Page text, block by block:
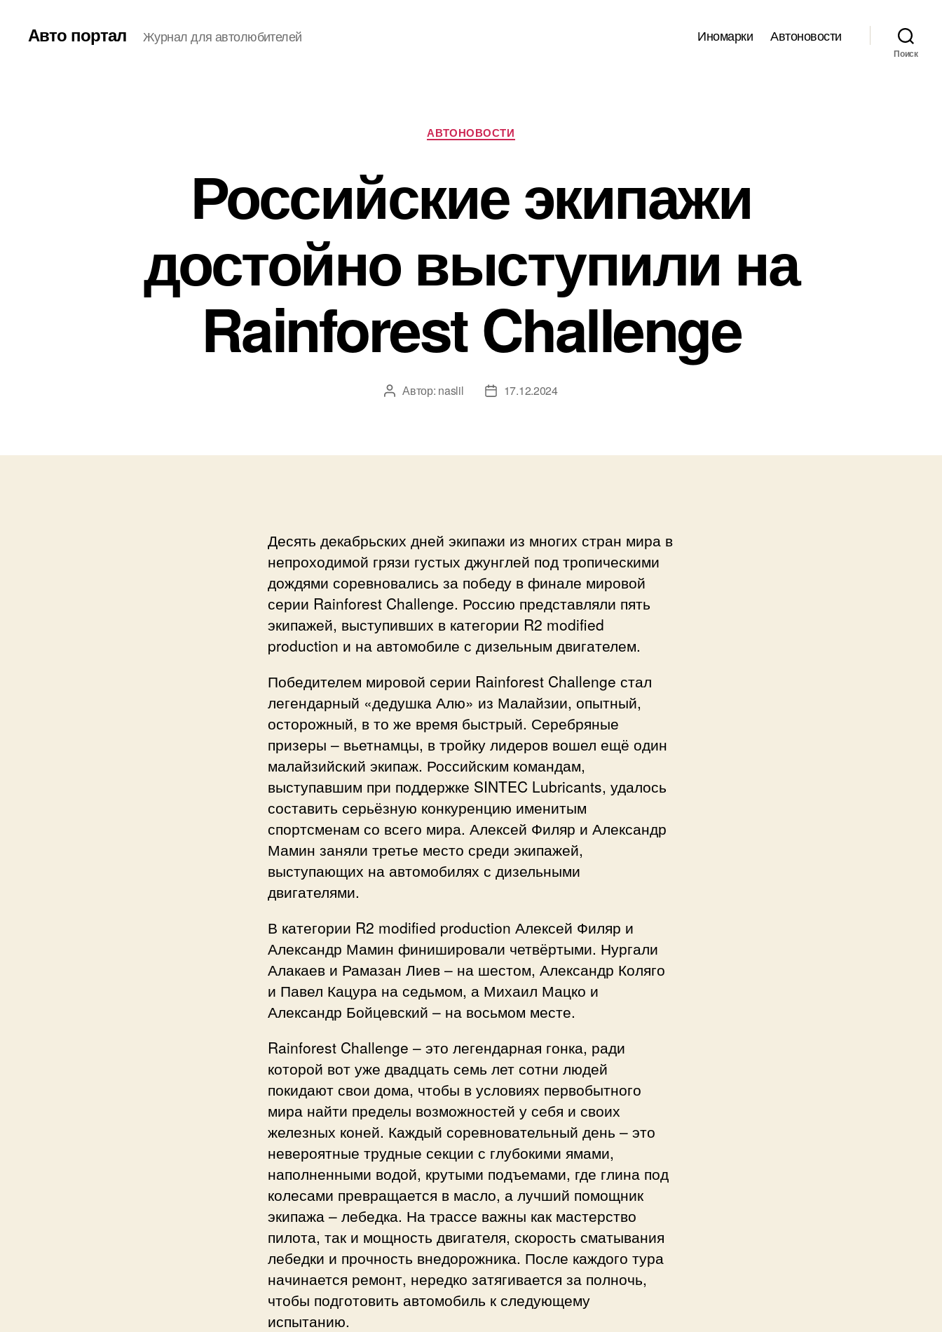
Авто портал Журнал для автолюбителей Иномарки Автоновости
Поиск
Рубрики
АВТОНОВОСТИ
Российские экипажи
достойно выступили на
Rainforest Challenge
Автор
Автор: naslil
Дата17.12.2024
Десять декабрьских дней экипажи из многих стран мира в
непроходимой грязи густых джунглей под тропическими
дождями соревновались за победу в финале мировой
серии Rainforest Challenge. Россию представляли пять
экипажей, выступивших в категории R2 modified
production и на автомобиле с дизельным двигателем.
Победителем мировой серии Rainforest Challenge стал
легендарный «дедушка Алю» из Малайзии, опытный,
осторожный, в то же время быстрый. Серебряные
призеры – вьетнамцы, в тройку лидеров вошел ещё один
малайзийский экипаж. Российским командам,
выступавшим при поддержке SINTEC Lubricants, удалось
составить серьёзную конкуренцию именитым
спортсменам со всего мира. Алексей Филяр и Александр
Мамин заняли третье место среди экипажей,
выступающих на автомобилях с дизельными
двигателями.
В категории R2 modified production Алексей Филяр и
Александр Мамин финишировали четвёртыми. Нургали
Алакаев и Рамазан Лиев – на шестом, Александр Коляго
и Павел Кацура на седьмом, а Михаил Мацко и
Александр Бойцевский – на восьмом месте.
Rainforest Challenge – это легендарная гонка, ради
которой вот уже двадцать семь лет сотни людей
покидают свои дома, чтобы в условиях первобытного
мира найти пределы возможностей у себя и своих
железных коней. Каждый соревновательный день – это
невероятные трудные секции с глубокими ямами,
наполненными водой, крутыми подъемами, где глина под
колесами превращается в масло, а лучший помощник
экипажа – лебедка. На трассе важны как мастерство
пилота, так и мощность двигателя, скорость сматывания
лебедки и прочность внедорожника. После каждого тура
начинается ремонт, нередко затягивается за полночь,
чтобы подготовить автомобиль к следующему
испытанию.